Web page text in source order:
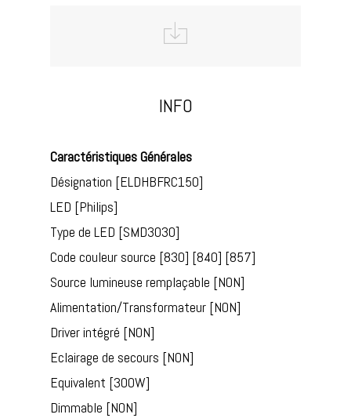
INFO
Caractéristiques Générales
Désignation [ELDHBFRC150]
LED [Philips]
Type de LED [SMD3030]
Code couleur source [830] [840] [857]
Source lumineuse remplaçable [NON]
Alimentation/Transformateur [NON]
Driver intégré [NON]
Eclairage de secours [NON]
Equivalent [300W]
Dimmable [NON]